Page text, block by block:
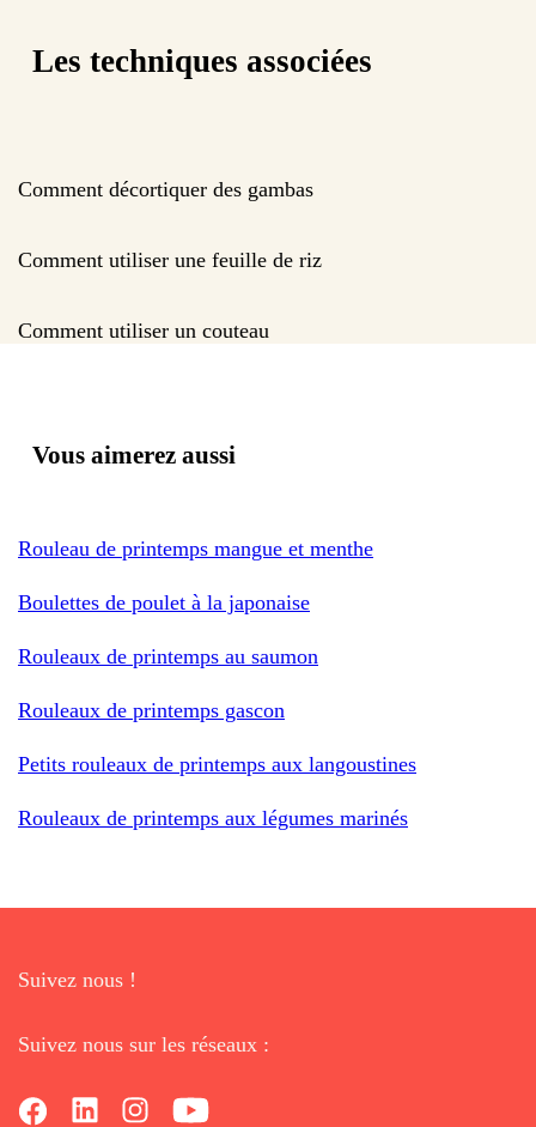
Les techniques associées
Comment décortiquer des gambas
Comment utiliser une feuille de riz
Comment utiliser un couteau
Vous aimerez aussi
Rouleau de printemps mangue et menthe
Boulettes de poulet à la japonaise
Rouleaux de printemps au saumon
Rouleaux de printemps gascon
Petits rouleaux de printemps aux langoustines
Rouleaux de printemps aux légumes marinés
Suivez nous !
Suivez nous sur les réseaux :